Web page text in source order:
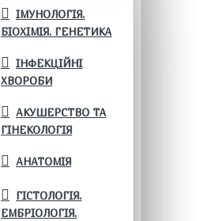
ІМУНОЛОГІЯ.
БІОХІМІЯ. ГЕНЕТИКА
ІНФЕКЦІЙНІ
ХВОРОБИ
АКУШЕРСТВО ТА
ГІНЕКОЛОГІЯ
АНАТОМІЯ
ГІСТОЛОГІЯ.
ЕМБРІОЛОГІЯ.